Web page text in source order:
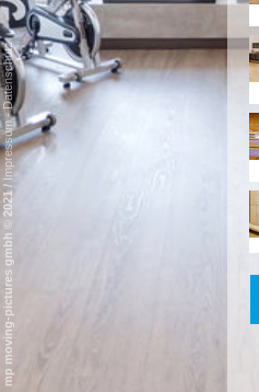
mp moving-pictures gmbh © 2021
/
Impressum
-
Datenschutz